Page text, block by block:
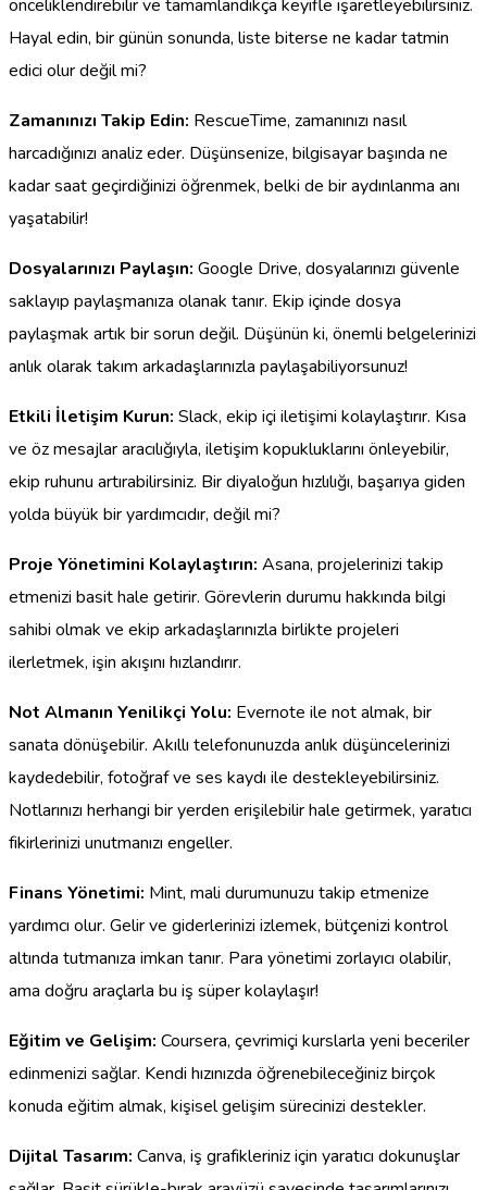
önceliklendirebilir ve tamamlandıkça keyifle işaretleyebilirsiniz.
Hayal edin, bir günün sonunda, liste biterse ne kadar tatmin
edici olur değil mi?
Zamanınızı Takip Edin: RescueTime, zamanınızı nasıl
harcadığınızı analiz eder. Düşünsenize, bilgisayar başında ne
kadar saat geçirdiğinizi öğrenmek, belki de bir aydınlanma anı
yaşatabilir!
Dosyalarınızı Paylaşın: Google Drive, dosyalarınızı güvenle
saklayıp paylaşmanıza olanak tanır. Ekip içinde dosya
paylaşmak artık bir sorun değil. Düşünün ki, önemli belgelerinizi
anlık olarak takım arkadaşlarınızla paylaşabiliyorsunuz!
Etkili İletişim Kurun: Slack, ekip içi iletişimi kolaylaştırır. Kısa
ve öz mesajlar aracılığıyla, iletişim kopukluklarını önleyebilir,
ekip ruhunu artırabilirsiniz. Bir diyaloğun hızlılığı, başarıya giden
yolda büyük bir yardımcıdır, değil mi?
Proje Yönetimini Kolaylaştırın: Asana, projelerinizi takip
etmenizi basit hale getirir. Görevlerin durumu hakkında bilgi
sahibi olmak ve ekip arkadaşlarınızla birlikte projeleri
ilerletmek, işin akışını hızlandırır.
Not Almanın Yenilikçi Yolu: Evernote ile not almak, bir
sanata dönüşebilir. Akıllı telefonunuzda anlık düşüncelerinizi
kaydedebilir, fotoğraf ve ses kaydı ile destekleyebilirsiniz.
Notlarınızı herhangi bir yerden erişilebilir hale getirmek, yaratıcı
fikirlerinizi unutmanızı engeller.
Finans Yönetimi: Mint, mali durumunuzu takip etmenize
yardımcı olur. Gelir ve giderlerinizi izlemek, bütçenizi kontrol
altında tutmanıza imkan tanır. Para yönetimi zorlayıcı olabilir,
ama doğru araçlarla bu iş süper kolaylaşır!
Eğitim ve Gelişim: Coursera, çevrimiçi kurslarla yeni beceriler
edinmenizi sağlar. Kendi hızınızda öğrenebileceğiniz birçok
konuda eğitim almak, kişisel gelişim sürecinizi destekler.
Dijital Tasarım: Canva, iş grafikleriniz için yaratıcı dokunuşlar